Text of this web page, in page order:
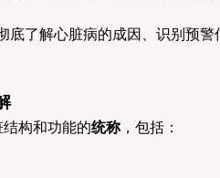
底了解心脏病的成因、识别预
构和功能的统称，包括：